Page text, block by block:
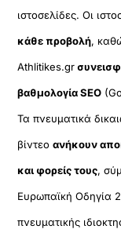
ιστοσελίδες. Οι
κάθε προβολή,
Athlitikes.gr
βαθμολογία SEO
Τα πνευματικά
βίντεοανήκουν
και φορείς τους,
Ευρωπαϊκή Οδηγία
πνευματικής